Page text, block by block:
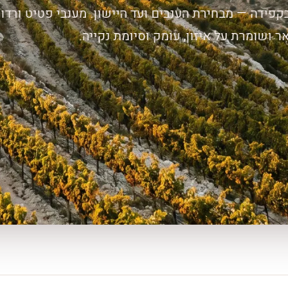
— מבחירת הענבים ועד היישון. מענבי פטיט ורדו
על איזון, עומק וסיומת נקייה.